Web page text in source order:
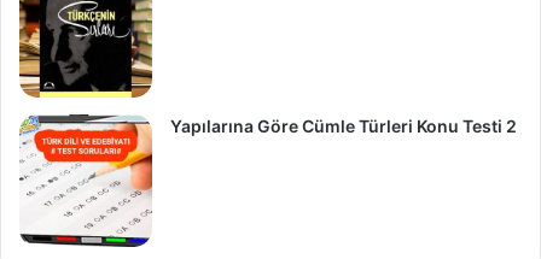
Yapılarına Göre Cümle Türleri Konu Testi 2